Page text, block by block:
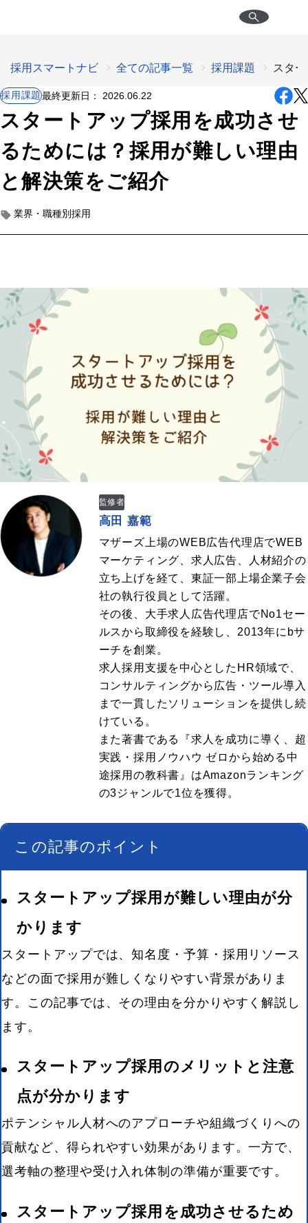
採用スマートナビ 全ての記事一覧 採用課題 スタ
採用課題最終更新日： 2026.06.22
スタートアップ採用を成功させ
るためには？採用が難しい理由
と解決策をご紹介
業界・職種別採用
監修者
高田 嘉範
マザーズ上場のWEB広告代理店でWEB
マーケティング、求人広告、人材紹介の
立ち上げを経て、東証一部上場企業子会
社の執行役員として活躍。
その後、大手求人広告代理店でNo1セー
ルスから取締役を経験し、2013年にbサ
ーチを創業。
求人採用支援を中心としたHR領域で、
コンサルティングから広告・ツール導入
まで一貫したソリューションを提供し続
けている。
また著書である『求人を成功に導く、超
実践・採用ノウハウ ゼロから始める中
途採用の教科書』はAmazonランキング
の3ジャンルで1位を獲得。
この記事のポイント
スタートアップ採用が難しい理由が分
かります
スタートアップでは、知名度・予算・採用リソース
などの面で採用が難しくなりやすい背景がありま
す。この記事では、その理由を分かりやすく解説し
ます。
スタートアップ採用のメリットと注意
点が分かります
ポテンシャル人材へのアプローチや組織づくりへの
貢献など、得られやすい効果があります。一方で、
選考軸の整理や受け入れ体制の準備が重要です。
スタートアップ採用を成功させるため